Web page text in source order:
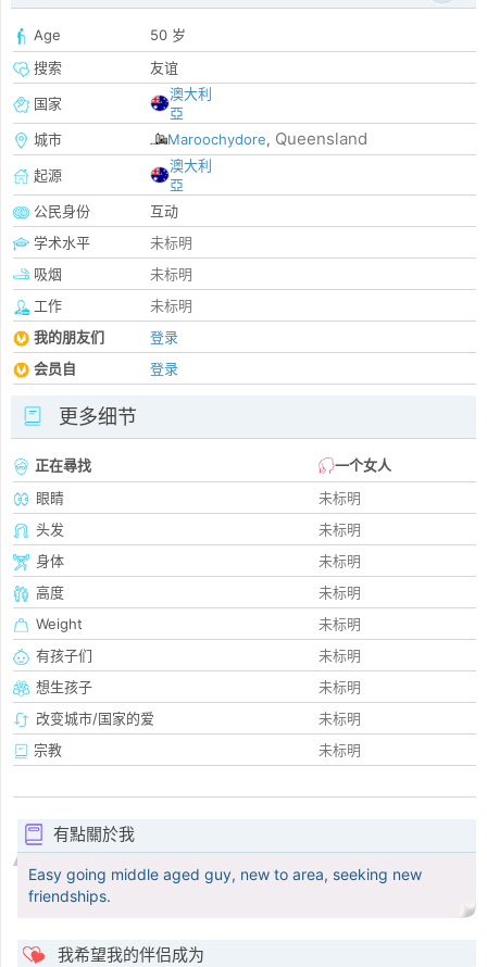
Age
50 岁
搜索
友谊
国家
澳大利
亞
城市
Maroochydore, Queensland
起源
澳大利
亞
公民身份
互动
学术水平
未标明
吸烟
未标明
工作
未标明
我的朋友们
登录
会员自
登录
更多细节
正在尋找
一个女人
眼睛
未标明
头发
未标明
身体
未标明
高度
未标明
Weight
未标明
有孩子们
未标明
想生孩子
未标明
改变城市/国家的爱
未标明
宗教
未标明
有點關於我
Easy going middle aged guy, new to area, seeking new
friendships.
我希望我的伴侣成为